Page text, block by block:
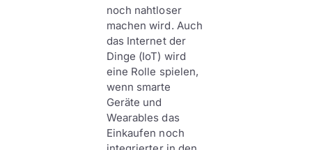
noch nahtloser
machen wird. Auch
das Internet der
Dinge (IoT) wird
eine Rolle spielen,
wenn smarte
Geräte und
Wearables das
Einkaufen noch